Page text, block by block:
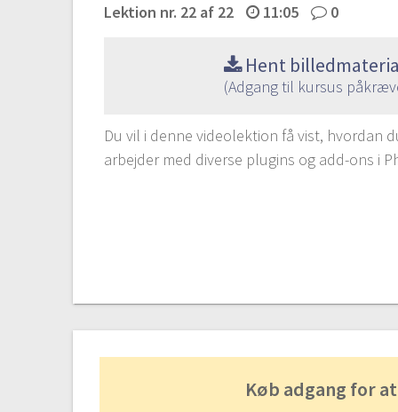
Lektion nr. 22 af 22 11:05 0
Hent
(Adgang til kursus
Du vil i denne videolektion få vist, hvordan
arbejder med diverse plugins og add-ons i
Køb adgang for